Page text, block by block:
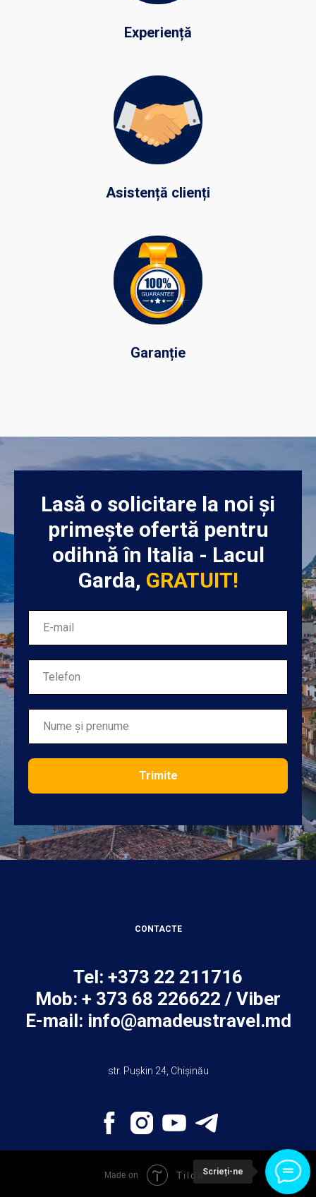
Scrieți-ne
Experiență
Asistență clienți
Garanție
Lasă o solicitare la noi și
primește ofertă pentru
odihnă în Italia - Lacul
Garda, GRATUIT!
Trimite
CONTACTE
Tel: +373 22 211716
Mob: + 373 68 226622 / Viber
E-mail: info@amadeustravel.md
str. Pușkin 24, Chișinău
Made on Tilda